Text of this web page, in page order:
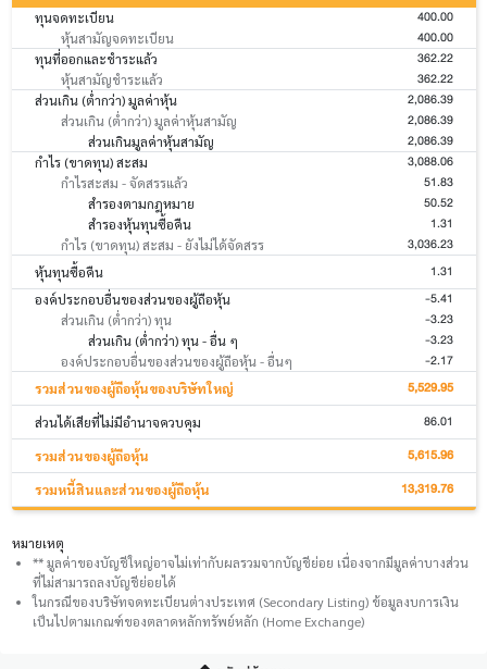
ทุนจดทะเบียน 400.00
หุ้นสามัญจดทะเบียน 400.00
ทุนที่ออกและชำระแล้ว 362.22
หุ้นสามัญชำระแล้ว 362.22
ส่วนเกิน (ต่ำกว่า) มูลค่าหุ้น 2,086.39
ส่วนเกิน (ต่ำกว่า) มูลค่าหุ้นสามัญ 2,086.39
ส่วนเกินมูลค่าหุ้นสามัญ 2,086.39
กำไร (ขาดทุน) สะสม 3,088.06
กำไรสะสม - จัดสรรแล้ว 51.83
สำรองตามกฎหมาย 50.52
สำรองหุ้นทุนซื้อคืน 1.31
กำไร (ขาดทุน) สะสม - ยังไม่ได้จัดสรร 3,036.23
หุ้นทุนซื้อคืน 1.31
องค์ประกอบอื่นของส่วนของผู้ถือหุ้น -5.41
ส่วนเกิน (ต่ำกว่า) ทุน -3.23
ส่วนเกิน (ต่ำกว่า) ทุน - อื่น ๆ -3.23
องค์ประกอบอื่นของส่วนของผู้ถือหุ้น - อื่นๆ -2.17
รวมส่วนของผู้ถือหุ้นของบริษัทใหญ่ 5,529.95
ส่วนได้เสียที่ไม่มีอำนาจควบคุม 86.01
รวมส่วนของผู้ถือหุ้น 5,615.96
รวมหนี้สินและส่วนของผู้ถือหุ้น 13,319.76
หมายเหตุ
** มูลค่าของบัญชีใหญ่อาจไม่เท่ากับผลรวมจากบัญชีย่อย เนื่องจากมีมูลค่าบางส่วน
ที่ไม่สามารถลงบัญชีย่อยได้
ในกรณีของบริษัทจดทะเบียนต่างประเทศ (Secondary Listing) ข้อมูลงบการเงิน
เป็นไปตามเกณฑ์ของตลาดหลักทรัพย์หลัก (Home Exchange)